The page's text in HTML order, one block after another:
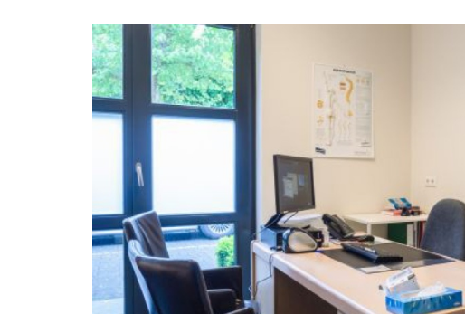
Medewerkers
Inschrijven
Klachtenregeling
Huisregels